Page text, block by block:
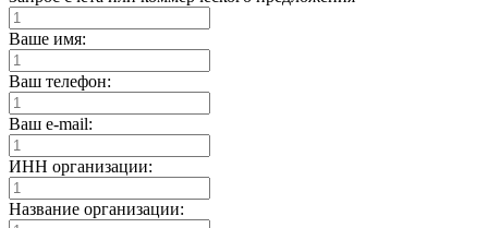
Ваше имя:
Ваш телефон:
Ваш e-mail:
ИНН организации:
Название организации: